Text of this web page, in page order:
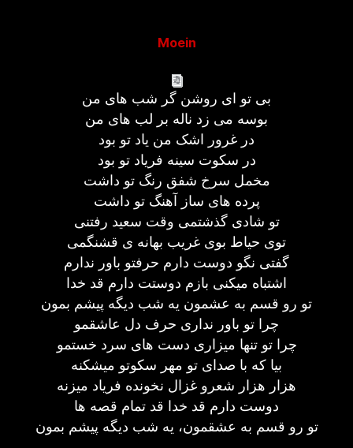
Moein
بی تو ای روشن گر شب های من
بوسه می زد ناله بر لب های من
در غرور اشک من یاد تو بود
در سکوت سینه فریاد تو بود
مخمل سرخ شفق رنگ تو داشت
پرده های ساز آهنگ تو داشت
تو شادی گذشتمی وقت سعید رفتنی
توی حیاط بوی غریب بهانه ی قشنگمی
گفتی نگو دوست دارم حرفتو باور ندارم
اشتباه میکنی بازم دوستت دارم قد خدا
تو رو قسم به عشمون یه شب دیگه پیشم بمون
چرا تو باور نداری حرف دل عاشقمو
چرا تو تنها میزاری دست های سرد خستمو
بیا که با صدای تو مهر سکوتو میشکنه
هزار هزار شعرو غزال نخونده فریاد میزنه
دوست دارم قد خدا قد تمام قصه ها
تو رو قسم به عشقمون، یه شب دیگه پیشم بمون